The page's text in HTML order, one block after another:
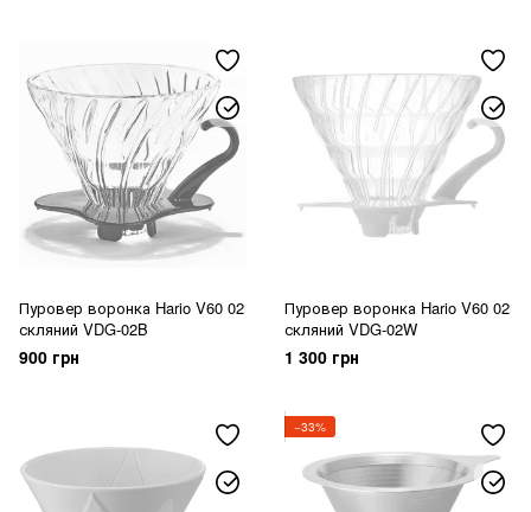
Пуровер воронка Hario V60 02
скляний VDG-02B
900 грн
Пуровер воронка Hario V60 02
скляний VDG-02W
1 300 грн
−33%